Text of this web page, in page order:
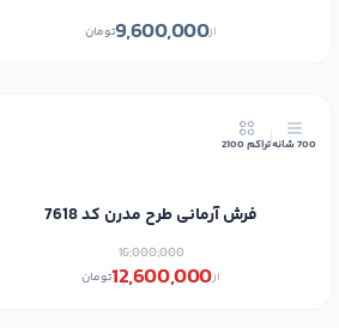
از9,600,000تومان
700 شانه تراکم 2100
فرش آرمانی طرح مدرن کد 7618
16,000,000
از12,600,000تومان